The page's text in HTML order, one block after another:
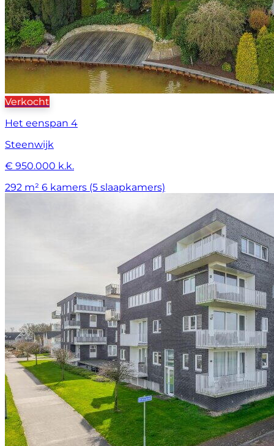
Verkocht
Het eenspan 4
Steenwijk
€ 950.000 k.k.
292 m² 6 kamers (5 slaapkamers)